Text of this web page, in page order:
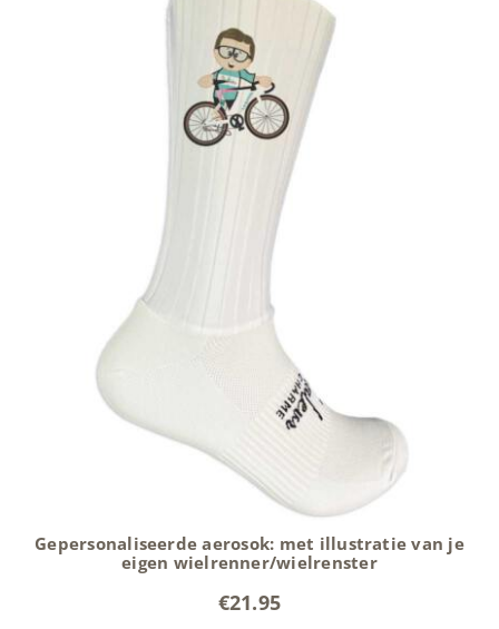
Gepersonaliseerde aerosok: met illustratie van je
eigen wielrenner/wielrenster
€21.95